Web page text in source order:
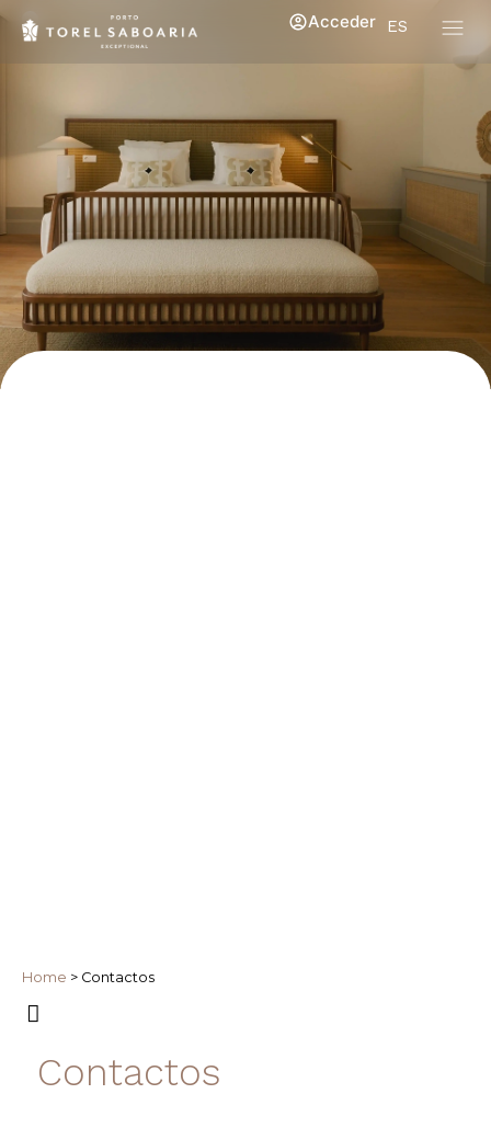
ES
Acceder
Home > Contactos
Contactos